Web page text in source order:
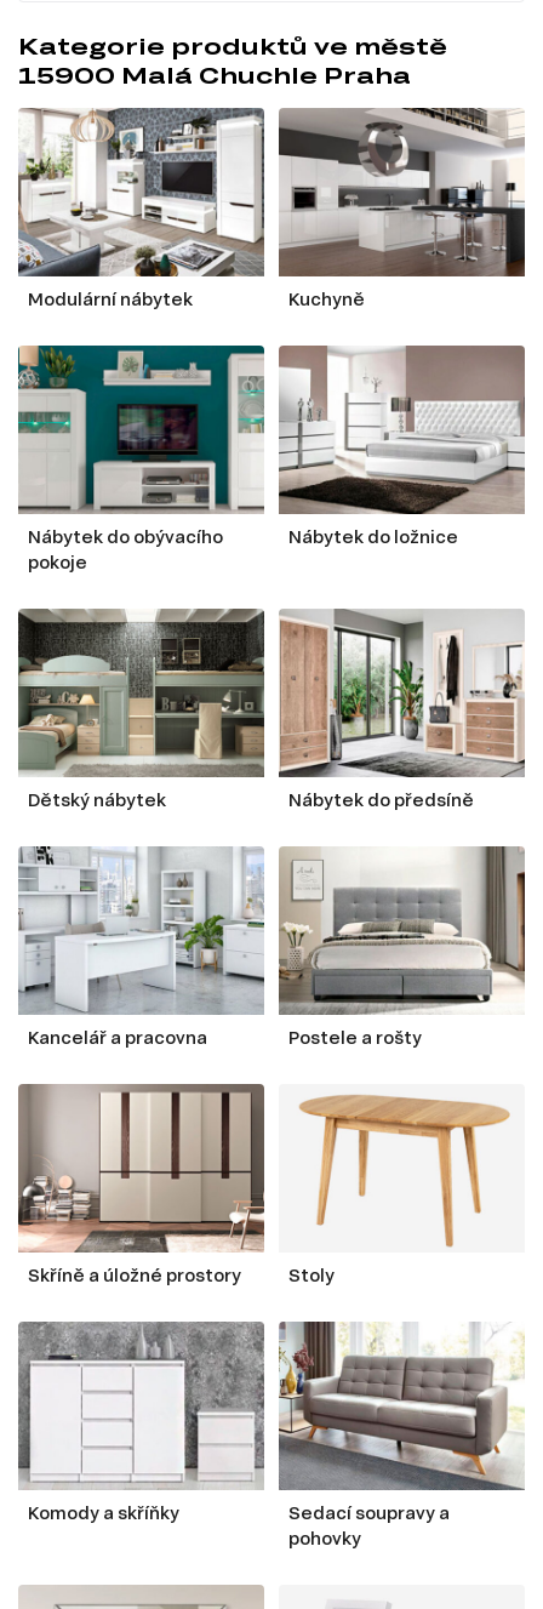
Kategorie produktů ve městě
15900 Malá Chuchle Praha
Modulární nábytek Kuchyně
Nábytek do obývacího
pokoje
Nábytek do ložnice
Dětský nábytek Nábytek do předsíně
Kancelář a pracovna Postele a rošty
Skříně a úložné prostory Stoly
Komody a skříňky
Sedací soupravy a
pohovky